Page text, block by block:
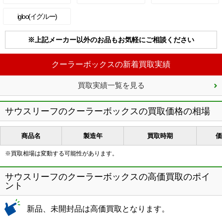
igloo(イグルー)
※上記メーカー以外のお品もお気軽にご相談ください
クーラーボックスの新着買取実績
買取実績一覧を見る
サウスリーフのクーラーボックスの買取価格の相場
商品名 製造年 買取時期
※買取相場は変動する可能性があります。
サウスリーフのクーラーボックスの高価買取のポイ
ント
新品、未開封品は高価買取となります。